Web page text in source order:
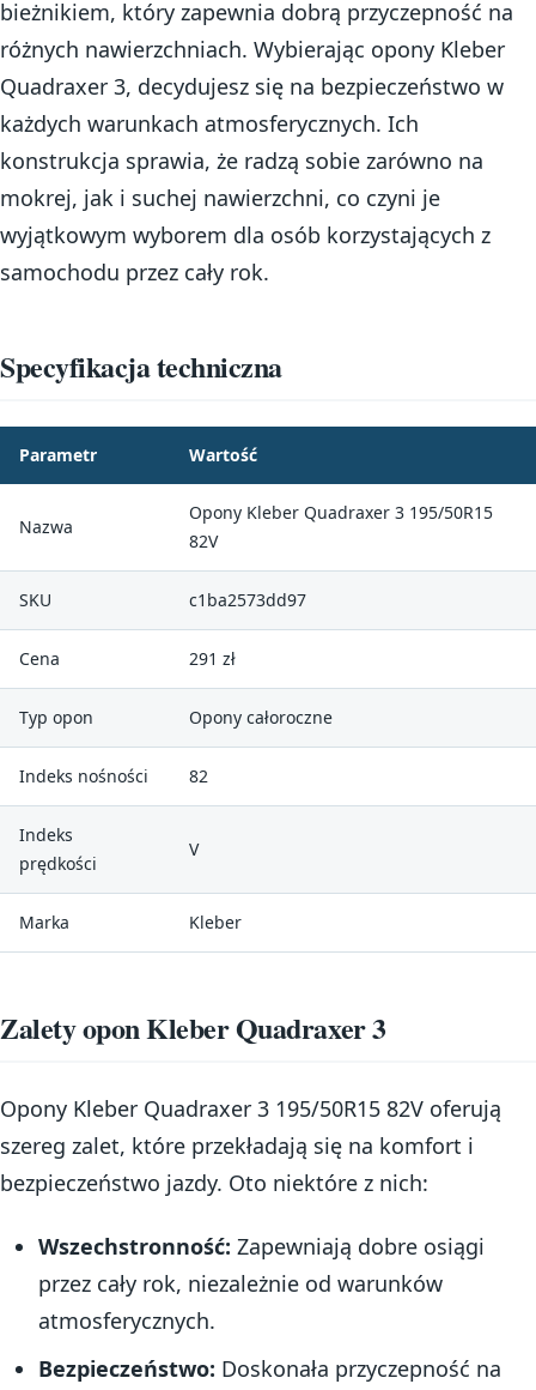
bieżnikiem, który zapewnia dobrą przyczepność na
różnych nawierzchniach. Wybierając opony Kleber
Quadraxer 3, decydujesz się na bezpieczeństwo w
każdych warunkach atmosferycznych. Ich
konstrukcja sprawia, że radzą sobie zarówno na
mokrej, jak i suchej nawierzchni, co czyni je
wyjątkowym wyborem dla osób korzystających z
samochodu przez cały rok.
Specyfikacja techniczna
Parametr Wartość
Nazwa
Opony Kleber Quadraxer 3 195/50R15
82V
SKU c1ba2573dd97
Cena 291 zł
Typ opon Opony całoroczne
Indeks nośności 82
Indeks
prędkości
V
Marka Kleber
Zalety opon Kleber Quadraxer 3
Opony Kleber Quadraxer 3 195/50R15 82V oferują
szereg zalet, które przekładają się na komfort i
bezpieczeństwo jazdy. Oto niektóre z nich:
Wszechstronność: Zapewniają dobre osiągi
przez cały rok, niezależnie od warunków
atmosferycznych.
Bezpieczeństwo: Doskonała przyczepność na